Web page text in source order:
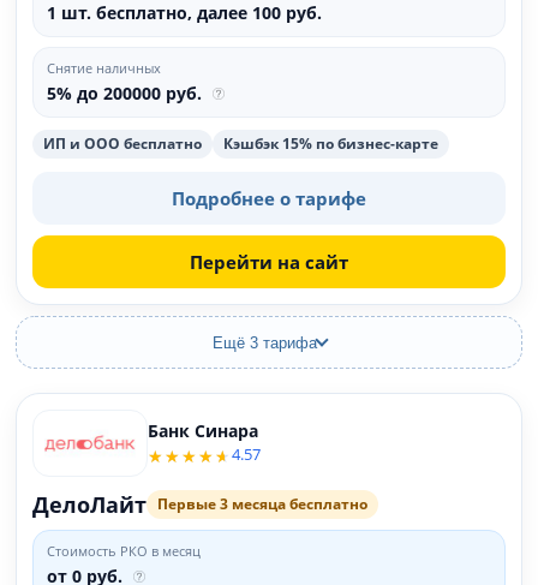
1 шт. бесплатно, далее 100 руб.
Снятие наличных
5% до 200000 руб.
ИП и ООО бесплатно Кэшбэк 15% по бизнес-карте
Подробнее о тарифе
Перейти на сайт
Ещё 3 тарифа
Банк Синара
4.57
ДелоЛайт Первые 3 месяца бесплатно
Стоимость РКО в месяц
от 0 руб.